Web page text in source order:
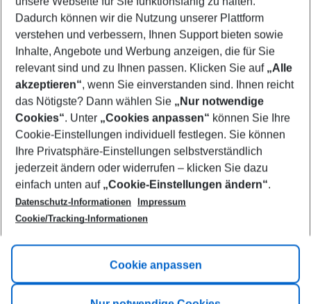
08/08/26–06/08/27 5-8 nights
Who will travel
2 adults No children
Show more filter
Footer
Footer navigation
Title A
Link A
Dadurch können wir die Nutzung unserer Plattform
verstehen und verbessern, Ihnen Support bieten sowie
Inhalte, Angebote und Werbung anzeigen, die für Sie
relevant sind und zu Ihnen passen. Klicken Sie auf „Alle
akzeptieren“, wenn Sie einverstanden sind. Ihnen reicht
das Nötigste? Dann wählen Sie „Nur notwendige
Cookies“. Unter „Cookies anpassen“ können Sie Ihre
Cookie-Einstellungen individuell festlegen. Sie können
Ihre Privatsphäre-Einstellungen selbstverständlich
jederzeit ändern oder widerrufen – klicken Sie dazu
einfach unten auf „Cookie-Einstellungen ändern“.
Datenschutz-Informationen
Impressum
Cookie/Tracking-Informationen
Cookie anpassen